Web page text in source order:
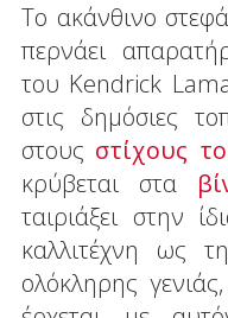
Το ακάνθινο
περνάει
του Kendrick
στις δημόσιες
στους στίχους
κρύβεται στα
ταιριάξει στην
καλλιτέχνη ως
ολόκληρης